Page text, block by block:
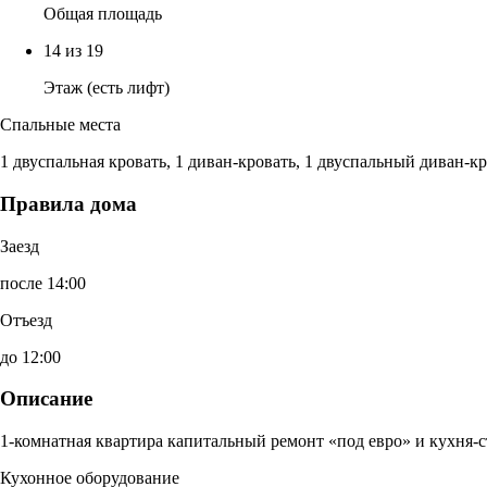
Общая площадь
14 из 19
Этаж (есть лифт)
Спальные места
1 двуспальная кровать, 1 диван-кровать, 1 двуспальный диван-
Правила дома
Заезд
после 14:00
Отъезд
до 12:00
Описание
1-комнатная квартира капитальный ремонт «под евро» и кухня-
Кухонное оборудование